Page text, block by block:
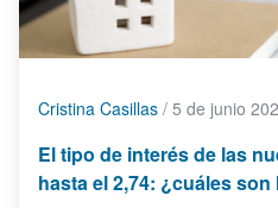
Cristina Casillas / 5 de junio
El tipo de interés de las
hasta el 2,74: ¿cuáles